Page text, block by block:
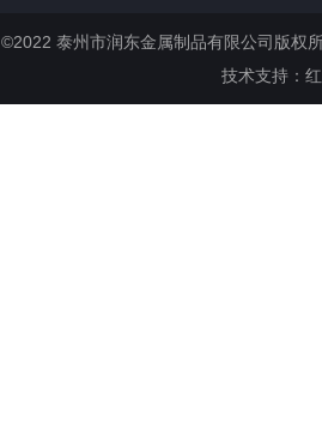
©2022 泰州市润东金属制品有限公司版
技术支持：